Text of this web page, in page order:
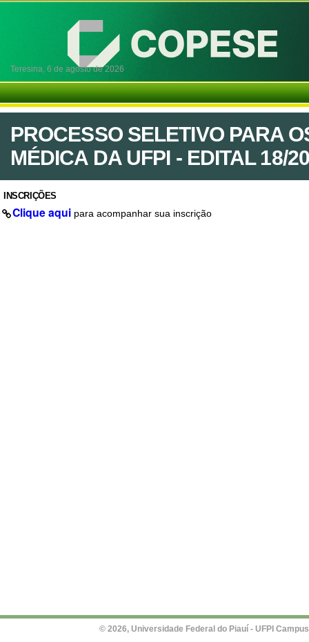
Teresina, 6 de agosto de 2026
PROCESSO SELETIVO PARA
MÉDICA DA UFPI - EDITAL 18/
INSCRIÇÕES
Clique aqui para acompanhar sua inscrição
© 2026, Universidade Federal do Piauí - UFPI